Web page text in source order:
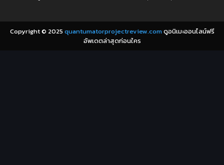
Coming-of-Age ก้าวผ่านวัย(6)
Copyright © 2025 quantumatorprojectreview.comดูอนิเมะออนไลน์ฟรี
อัพเดตล่าสุดก่อนใคร